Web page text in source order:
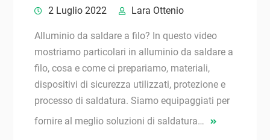
2 Luglio 2022 Lara Ottenio
Alluminio da saldare a filo? In questo video
mostriamo particolari in alluminio da saldare a
filo, cosa e come ci prepariamo, materiali,
dispositivi di sicurezza utilizzati, protezione e
processo di saldatura. Siamo equipaggiati per
fornire al meglio soluzioni di saldatura…